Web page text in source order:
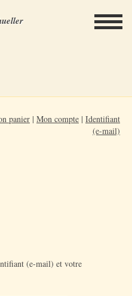
panier | Mon compte | Identifiant
(e-mail)
(e-mail) et votre